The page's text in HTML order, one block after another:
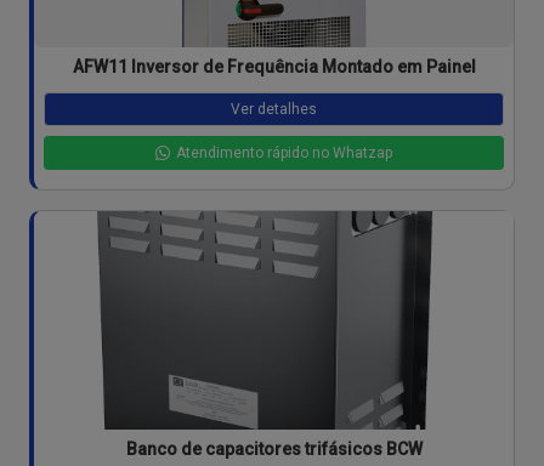
AFW11 Inversor de Frequência Montado em Painel
Ver detalhes
Atendimento rápido no Whatzap
Banco de capacitores trifásicos BCW